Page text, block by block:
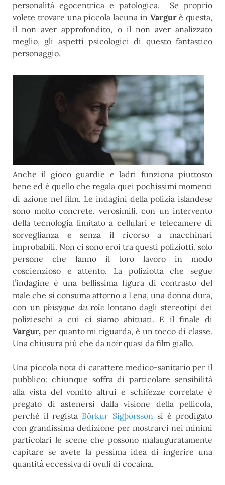
personalità egocentrica e patologica. Se proprio
volete trovare una piccola lacuna in Vargurè questa,
il non aver approfondito, o il non aver analizzato
meglio, gli aspetti psicologici di questo fantastico
personaggio.
Anche il gioco guardie e ladri funziona piuttosto
bene ed è quello che regala quei pochissimi momenti
di azione nel film. Le indagini della polizia islandese
sono molto concrete, verosimili, con un intervento
della tecnologia limitato a cellulari e telecamere di
sorveglianza e senza il ricorso a macchinari
improbabili. Non ci sono eroi tra questi poliziotti, solo
persone che fanno il loro lavoro in modo
coscienzioso e attento. La poliziotta che segue
l’indagine è una bellissima figura di contrasto del
male che si consuma attorno a Lena, una donna dura,
con un phisyque du role lontano dagli stereotipi dei
polizieschi a cui ci siamo abituati. E il finale di
Vargur, per quanto mi riguarda, è un tocco di classe.
Una chiusura più che da noirquasi da film giallo.
Una piccola nota di carattere medico-sanitario per il
pubblico: chiunque soffra di particolare sensibilità
alla vista del vomito altrui e schifezze correlate è
pregato di astenersi dalla visione della pellicola,
perché il regista Börkur Sigþórssonsi è prodigato
con grandissima dedizione per mostrarci nei minimi
particolari le scene che possono malauguratamente
capitare se avete la pessima idea di ingerire una
quantità eccessiva di ovuli di cocaina.